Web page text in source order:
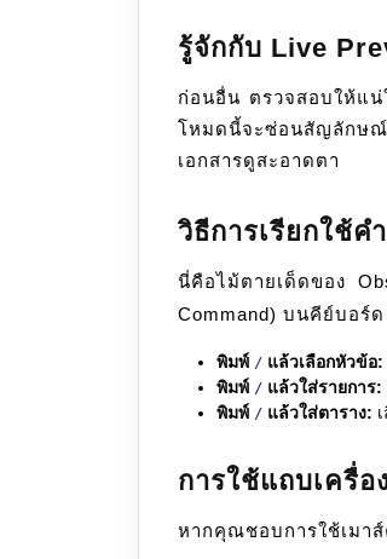
รู้จักกับ Live
ก่อนอื่น ตรวจสอบให้แ
โหมดนี้จะซ่อนสัญลักษณ์
เอกสารดูสะอาดตา
วิธีการเรียกใช้ค
นี่คือไม้ตายเด็ดของ
Command) บนคีย์บอร์
พิมพ์ / แล้วเลือกหัวข้อ:
พิมพ์ / แล้วใส่รายการ:
พิมพ์ / แล้วใส่ตาราง:
การใช้แถบเครื่
หากคุณชอบการใช้เมา